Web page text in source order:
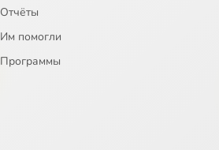
Отчёты
Им помогли
Программы